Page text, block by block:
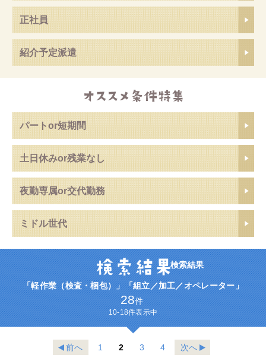
正社員
紹介予定派遣
パートor短期間
土日休みor残業なし
夜勤専属or交代勤務
ミドル世代
検索結果
「軽作業（検査・梱包）」「組立／加工／オペレーター」
28件
10-18件表示中
前へ 1 2 3 4 次へ